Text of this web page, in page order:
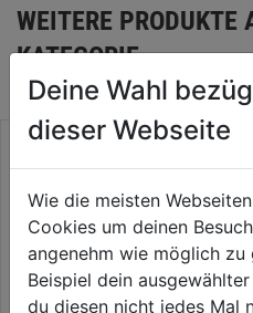
WEITERE PRODUKTE
KATEGORIE
Deine Wahl
dieser Webseite
Wie die meisten
Cookies um deinen
angenehm wie möglich
Beispiel dein
du diesen nicht jedes Mal